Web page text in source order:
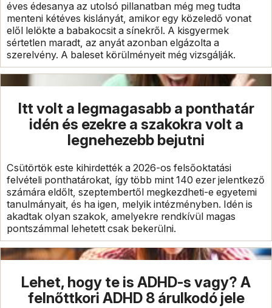
éves édesanya az utolsó pillanatban még meg tudta
menteni kétéves kislányát, amikor egy közeledő vonat
elől lelökte a babakocsit a sínekről. A kisgyermek
sértetlen maradt, az anyát azonban elgázolta a
szerelvény. A baleset körülményeit még vizsgálják.
Itt volt a legmagasabb a ponthatár
idén és ezekre a szakokra volt a
legnehezebb bejutni
Csütörtök este kihirdették a 2026-os felsőoktatási
felvételi ponthatárokat, így több mint 140 ezer jelentkező
számára eldőlt, szeptembertől megkezdheti-e egyetemi
tanulmányait, és ha igen, melyik intézményben. Idén is
akadtak olyan szakok, amelyekre rendkívül magas
pontszámmal lehetett csak bekerülni.
Lehet, hogy te is ADHD-s vagy? A
felnőttkori ADHD 8 árulkodó jele